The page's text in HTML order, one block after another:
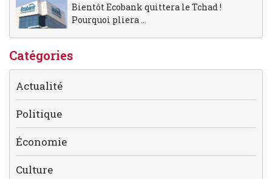
Bientôt Ecobank quittera le Tchad !
Pourquoi pliera ...
Catégories
Actualité
Politique
Économie
Culture